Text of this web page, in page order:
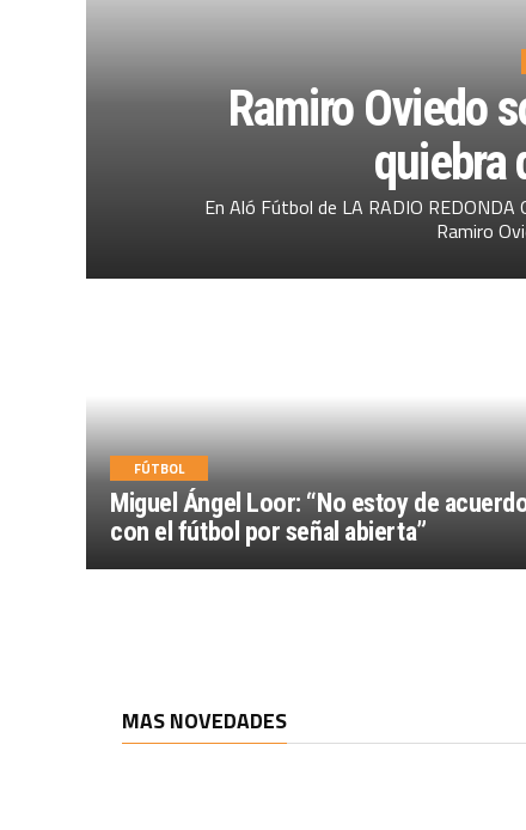
Ramiro Oviedo
quiebra
En Aló Fútbol de LA RADIO
Ramiro
FÚTBOL
Miguel Ángel Loor: “No estoy de
con el fútbol por señal abierta”
MAS NOVEDADES